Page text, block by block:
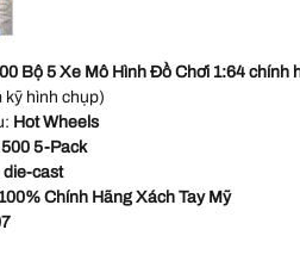
Bộ 5 Xe Mô Hình Đồ Chơi 1:64 chính
kỹ hình chụp)
Hot Wheels
5-Pack
die-cast
100% Chính Hãng Xách Tay Mỹ